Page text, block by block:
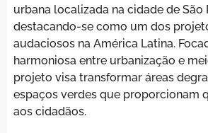
urbana localizada na cidade de São
destacando-se como um dos
audaciosos na América Latina.
harmoniosa entre urbanização e
projeto visa transformar áreas
espaços verdes que proporcionam
aos cidadãos.